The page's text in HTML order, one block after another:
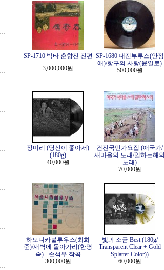
SP-1710 빅타 춘향전 전편
3,000,000원
SP-1680 대전부루스(안정
애)/항구의 사랑(윤일로)
500,000원
장미리 (당신이 좋아서)
(180g)
40,000원
건전국민가요집 (애국가/
새마을의 노래/일하는해의
노래)
70,000원
하모니카불루우스(최희
준)/새벽에 돌아가리(한명
숙) - 손석우 작곡
300,000원
빛과 소금 Best (180g/
Transparent Clear + Gold
Splatter Color))
60,000원